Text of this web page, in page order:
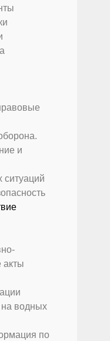
и
ситуаций
акты
на водных
по